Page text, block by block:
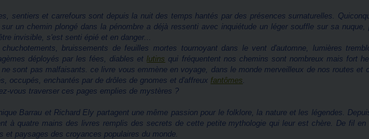
sentiers et carrefours sont depuis la nuit des temps hantés par des présences surnaturelles.
un chemin plongé dans la pénombre a déjà ressenti avec inquiétude un léger souffle sur sa
invisible, s'est senti épié et en danger...
chuchotements, bruissements de feuilles mortes tournoyant dans le vent d'automne, lumières
déployés par les fées, diables etlutins qui fréquentent nos chemins sont nombreux mais fort
ne sont pas malfaisants. ce livre vous emmène en voyage, dans le monde merveilleux de nos routes et
occupés, enchantés par de drôles de gnomes et d'affreux fantômes.
vous traverser ces pages emplies de mystères ?
Barrau et Richard Ely partagent une même passion pour le folklore, la nature et les légendes.
à quatre mains des livres remplis des secrets de cette petite mythologie qui leur est chère. De fil
et paysages des croyances populaires du monde.